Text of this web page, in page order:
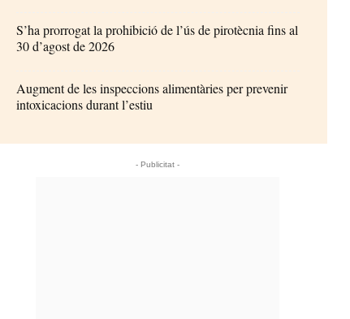
S’ha prorrogat la prohibició de l’ús de pirotècnia fins al
30 d’agost de 2026
Augment de les inspeccions alimentàries per prevenir
intoxicacions durant l’estiu
- Publicitat -